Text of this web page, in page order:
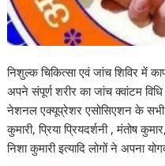
निशुल्क चिकित्सा एवं जांच शिविर में
अपने संपूर्ण शरीर का जांच क्वांटम
नेशनल एक्यूप्रेशर एसोसिएशन के
कुमारी, प्रिया प्रियदर्शनी , मंतोष
निशा कुमारी इत्यादि लोगों ने अपना